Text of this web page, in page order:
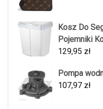
Kosz Do
Pojemniki
129,95 zł
Pompa
107,97 zł